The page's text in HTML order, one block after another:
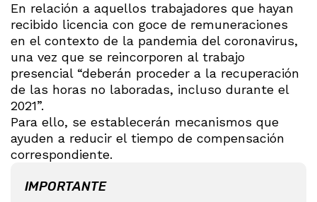
En relación a aquellos trabajadores que hayan
recibido licencia con goce de remuneraciones
en el contexto de la pandemia del coronavirus,
una vez que se reincorporen al trabajo
presencial “deberán proceder a la recuperación
de las horas no laboradas, incluso durante el
2021”.
Para ello, se establecerán mecanismos que
ayuden a reducir el tiempo de compensación
correspondiente.
IMPORTANTE